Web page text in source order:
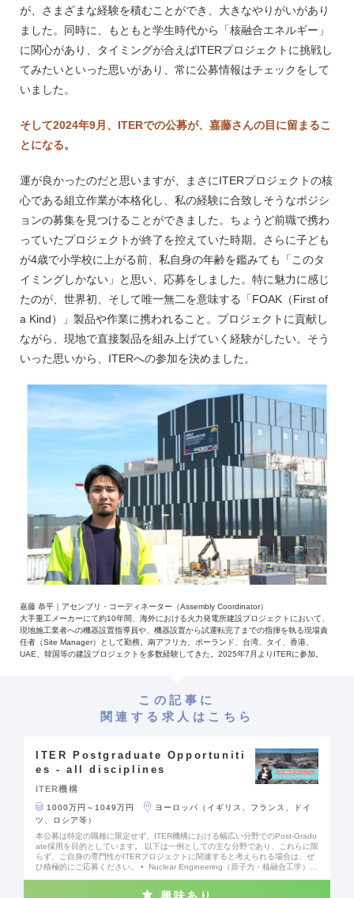
が、さまざまな経験を積むことができ、大きなやりがいがあり
ました。同時に、もともと学生時代から「核融合エネルギー」
に関心があり、タイミングが合えばITERプロジェクトに挑戦し
てみたいといった思いがあり、常に公募情報はチェックをして
いました。
そして2024年9月、ITERでの公募が、嘉藤さんの目に留まるこ
とになる。
運が良かったのだと思いますが、まさにITERプロジェクトの核
心である組立作業が本格化し、私の経験に合致しそうなポジシ
ョンの募集を見つけることができました。ちょうど前職で携わ
っていたプロジェクトが終了を控えていた時期。さらに子ども
が4歳で小学校に上がる前、私自身の年齢を鑑みても「このタ
イミングしかない」と思い、応募をしました。特に魅力に感じ
たのが、世界初、そして唯一無二を意味する「FOAK（First of
a Kind）」製品や作業に携われること。プロジェクトに貢献し
ながら、現地で直接製品を組み上げていく経験がしたい。そう
いった思いから、ITERへの参加を決めました。
嘉藤 恭平｜アセンブリ・コーディネーター（Assembly Coordinator）
大手重工メーカーにて約10年間、海外における火力発電所建設プロジェクトにおいて、
現地施工業者への機器設置指導員や、機器設置から試運転完了までの指揮を執る現場責
任者（Site Manager）として勤務。南アフリカ、ポーランド、台湾、タイ、香港、
UAE、韓国等の建設プロジェクトを多数経験してきた。2025年7月よりITERに参加。
この記事に
関連する求人はこちら
ITER Postgraduate Opportuniti
es - all disciplines
ITER機構
1000万円～1049万円
ヨーロッパ（イギリス、フランス、ドイ
ツ、ロシア等）
本公募は特定の職種に限定せず、ITER機構における幅広い分野でのPost-Gradu
ate採用を目的としています。 以下は一例としての主な分野であり、これらに限
らず、ご自身の専門性がITERプロジェクトに関連すると考えられる場合は、ぜ
ひ積極的にご応募ください。 • Nuclear Engineering（原子力・核融合工学）
興味あり